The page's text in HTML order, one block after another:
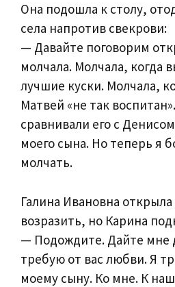
Она подошла к столу,
села напротив свекрови:
— Давайте поговорим
молчала. Молчала, когда
лучшие куски. Молчала,
Матвей «не так
сравнивали его с
моего сына. Но теперь я
молчать.
Галина Ивановна
возразить, но Карина
— Подождите. Дайте мне
требую от вас любви. Я
моему сыну. Ко мне. К